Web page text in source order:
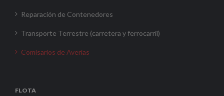
Reparación de Contenedores
Transporte Terrestre (carretera y ferrocarril)
Comisarios de Averías
FLOTA